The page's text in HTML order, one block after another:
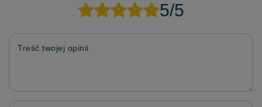
5/5
Treść twojej opinii